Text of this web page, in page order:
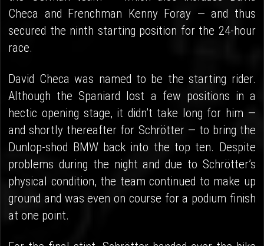
Checa and Frenchman Kenny Foray — and thus
secured the ninth starting position for the 24-hour
race.
David Checa was named to be the starting rider.
Although the Spaniard lost a few positions in a
hectic opening stage, it didn’t take long for him —
and shortly thereafter for Schrötter — to bring the
Dunlop-shod BMW back into the top ten. Despite
problems during the night and due to Schrötter’s
physical condition, the team continued to make up
ground and was even on course for a podium finish
at one point.